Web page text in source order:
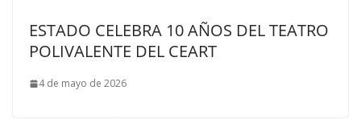
ESTADO CELEBRA 10 AÑOS DEL TEATRO
POLIVALENTE DEL CEART
4 de mayo de 2026